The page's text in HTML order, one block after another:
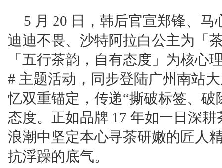
5 月 20 日，韩后官宣郑锋、
迪迪不畏、沙特阿拉白公主为「
「五行茶韵，自有态度」为核心
# 主题活动，同步登陆广州南站
忆双重锚定，传递“撕破标签、
态度。正如品牌 17 年如一日深
浪潮中坚定本心寻茶研嫩的匠人
抗浮躁的底气。